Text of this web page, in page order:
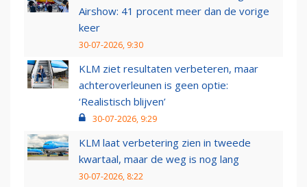
Airshow: 41 procent meer dan de vorige
keer
30-07-2026, 9:30
KLM ziet resultaten verbeteren, maar
achteroverleunen is geen optie:
‘Realistisch blijven’
30-07-2026, 9:29
KLM laat verbetering zien in tweede
kwartaal, maar de weg is nog lang
30-07-2026, 8:22